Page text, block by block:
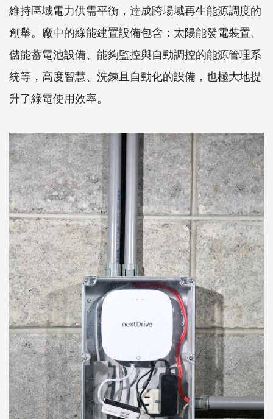
維持區域電力供需平衡，達成跨場域再生能源調度的
創舉。廠中的綠能建置設備包含：太陽能發電裝置、
儲能蓄電池設備、能夠監控與自動調控的能源管理系
統等，高度智慧、洗鍊且自動化的設備，也極大地提
升了綠電使用效率。